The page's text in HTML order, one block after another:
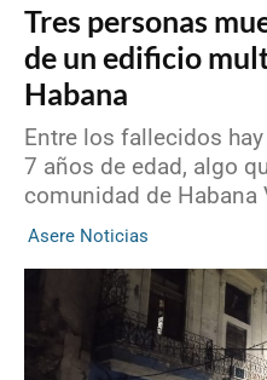
Tres personas
de un edificio
Habana
Entre los fallecidos
7 años de edad, algo
comunidad de Habana
Asere Noticias